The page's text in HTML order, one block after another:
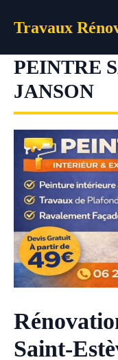
Travaux
PEINTRE
JANSON
Saint-